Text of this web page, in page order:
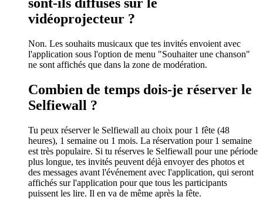
vidéoprojecteur ?
Non. Les souhaits musicaux que tes invités envoient avec
l'application sous l'option de menu "Souhaiter une chanson"
ne sont affichés que dans la zone de modération.
Combien de temps dois-je réserver le
Selfiewall ?
Tu peux réserver le Selfiewall au choix pour 1 fête (48
heures), 1 semaine ou 1 mois. La réservation pour 1 semaine
est très populaire. Si tu réserves le Selfiewall pour une période
plus longue, tes invités peuvent déjà envoyer des photos et
des messages avant l'événement avec l'application, qui seront
affichés sur l'application pour que tous les participants
puissent les lire. Il en va de même après la fête.